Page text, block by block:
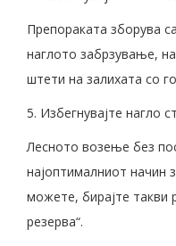
Препораката зборува
наглото забрзување,
штети на залихата со
5. Избегнувајте нагло
Лесното возење без
најоптималниот начин
можете, бирајте такви
резерва“.